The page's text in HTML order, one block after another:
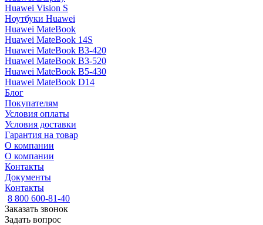
Huawei Vision S
Ноутбуки Huawei
Huawei MateBook
Huawei MateBook 14S
Huawei MateBook B3-420
Huawei MateBook B3-520
Huawei MateBook B5-430
Huawei MateBook D14
Блог
Покупателям
Условия оплаты
Условия доставки
Гарантия на товар
О компании
О компании
Контакты
Документы
Контакты
8 800 600-81-40
Заказать звонок
Задать вопрос